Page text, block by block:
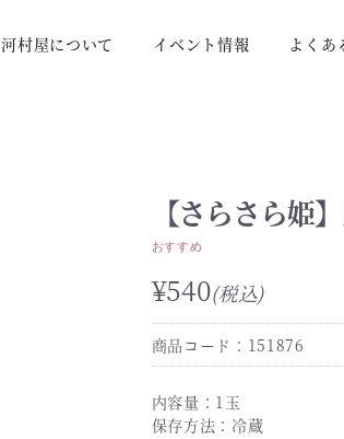
河村屋について イベント情報 よくあ
【さらさら姫
おすすめ
¥540(税込)
商品コード：151876
内容量：1玉
保存方法：冷蔵